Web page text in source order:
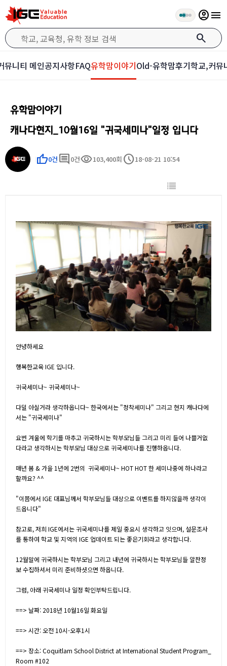
search
account_circlemenu
뮤니티 메인공지사항FAQ유학맘이야기Old-유학맘후기학교,커뮤
유학맘이야기
캐나다현지_10월16일 "귀국세미나"일정 입니다
thumb_up0건 comment 0건visibility103,400회 schedule18-08-21 10:54
안녕하세요
행복한교육 IGE 입니다.
귀국세미나~ 귀국세미나~
다덜 아실거라 생각하옵니다~ 한국에서는 "정착세미나" 그리고 현지 캐나다에
서는 "귀국세미나"
요번 겨울에 학기를 마추고 귀국하시는 학부모님들 그리고 미리 들어 나쁠거없
다라고 생각하시는 학부모님 대상으로 귀국세미나를 진행하옵니다.
매년 봄 & 가을 1년에 2번의 귀국세미나~ HOT HOT 한 세미나중에 하나라고
할까요? ^^
"이쯤에서 IGE 대표님께서 학부모님들 대상으로 이벤트를 하지않을까 생각이
드옵니다"
참고로, 저희 IGE에서는 귀국세미나를 제일 중요시 생각하고 잇으며, 설문조사
를 통하여 학교 및 지역의 IGE 업데이트 되는 좋은기회라고 생각합니다.
12월말에 귀국하시는 학부모님 그리고 내년에 귀국하시는 학부모님들 알찬정
보 수집하셔서 미리 준비하셧으면 하옵니다.
그럼, 아래 귀국세미나 일정 확인부탁드립니다.
==> 날짜: 2018년 10월16일 화요일
==> 시간: 오전 10시-오후1시
==> 장소: Coquitlam School District at International Student Program_
Room #102